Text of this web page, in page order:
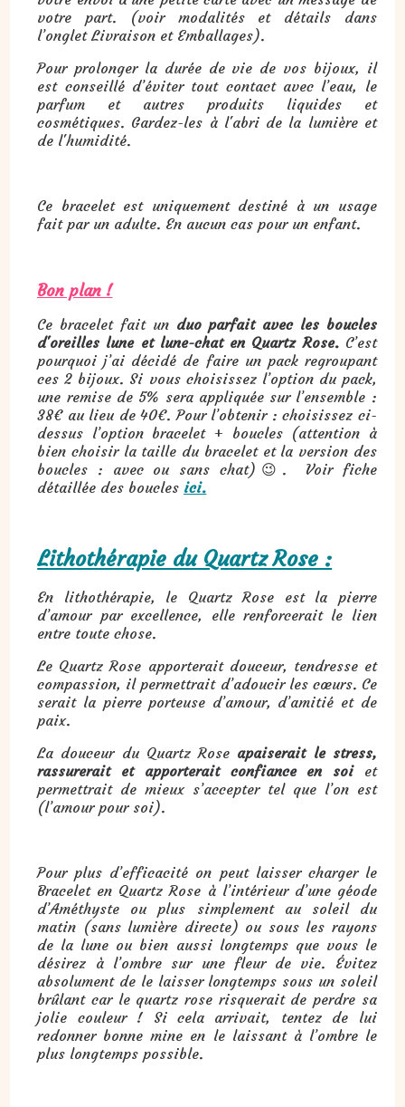
votre part. (voir modalités et détails dans
l’onglet Livraison et Emballages).
Pour prolonger la durée de vie de vos bijoux, il
est conseillé d’éviter tout contact avec l’eau, le
parfum et autres produits liquides et
cosmétiques. Gardez-les à l'abri de la lumière et
de l'humidité.
Ce bracelet est uniquement destiné à un usage
fait par un adulte. En aucun cas pour un enfant.
Bon plan !
Ce bracelet fait un duo parfait avec les boucles
d'oreilles lune et lune-chat en Quartz Rose.C’est
pourquoi j’ai décidé de faire un pack regroupant
ces 2 bijoux. Si vous choisissez l’option du pack,
une remise de 5% sera appliquée sur l’ensemble :
38€ au lieu de 40€. Pour l’obtenir : choisissez ci-
dessus l’option bracelet + boucles (attention à
bien choisir la taille du bracelet et la version des
boucles : avec ou sans chat)😉. Voir fiche
détaillée des boucles ici.
Lithothérapie du Quartz Rose :
En lithothérapie, le Quartz Rose est la pierre
d’amour par excellence, elle renforcerait le lien
entre toute chose.
Le Quartz Rose apporterait douceur, tendresse et
compassion, il permettrait d’adoucir les cœurs. Ce
serait la pierre porteuse d’amour, d’amitié et de
paix.
La douceur du Quartz Rose apaiserait le stress,
rassurerait et apporterait confiance en soiet
permettrait de mieux s’accepter tel que l’on est
(l’amour pour soi).
Pour plus d’efficacité on peut laisser charger le
Bracelet en Quartz Rose à l’intérieur d’une géode
d’Améthyste ou plus simplement au soleil du
matin (sans lumière directe) ou sous les rayons
de la lune ou bien aussi longtemps que vous le
désirez à l’ombre sur une fleur de vie. Évitez
absolument de le laisser longtemps sous un soleil
brûlant car le quartz rose risquerait de perdre sa
jolie couleur ! Si cela arrivait, tentez de lui
redonner bonne mine en le laissant à l’ombre le
plus longtemps possible.